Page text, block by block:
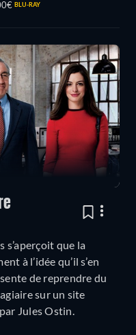
BLU-RAY
s’aperçoit que la
à l’idée qu’il s’en
de reprendre du
sur un site
Jules Ostin.